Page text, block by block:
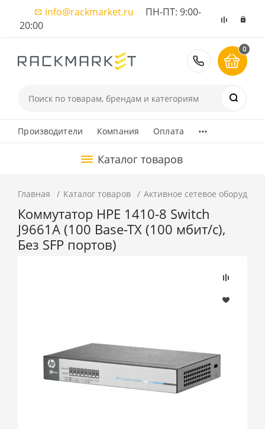
info@rackmarket.ru ПН-ПТ: 9:00-
20:00
8 (495)
0
Производители Компания Оплата ...
Каталог товаров
Главная Каталог товаров Активное сетевое
Коммутатор HPE 1410-8 Switch
J9661A (100 Base-TX (100 мбит/с),
Без SFP портов)